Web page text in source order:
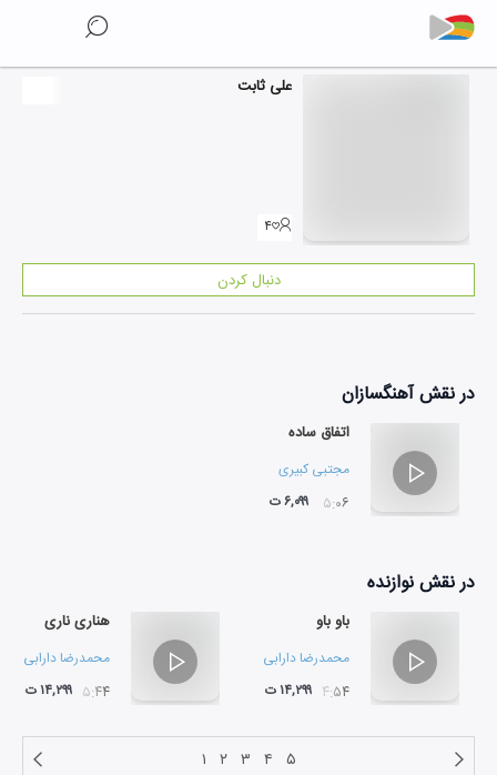
علی ثابت
۴
دنبال کردن
در نقشآهنگسازان
اتفاق ساده
مجتبی کبیری
۰۵:۰۶ ۶,۰۹۹ ت
در نقشنوازنده
باو باو
محمدرضا دارابی
۰۴:۵۴ ۱۴,۲۹۹ ت
هناری ناری
محمدرضا دارابی
۰۵:۴۴ ۱۴,۲۹۹ ت
۱ ۲ ۳ ۴ ۵